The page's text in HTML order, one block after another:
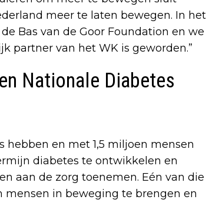
meer te laten bewegen. In het
Bas van de Goor Foundation en we
partner van het WK is geworden.”
Nationale Diabetes
hebben en met 1,5 miljoen mensen
diabetes te ontwikkelen en
aan de zorg toenemen. Eén van die
mensen in beweging te brengen en